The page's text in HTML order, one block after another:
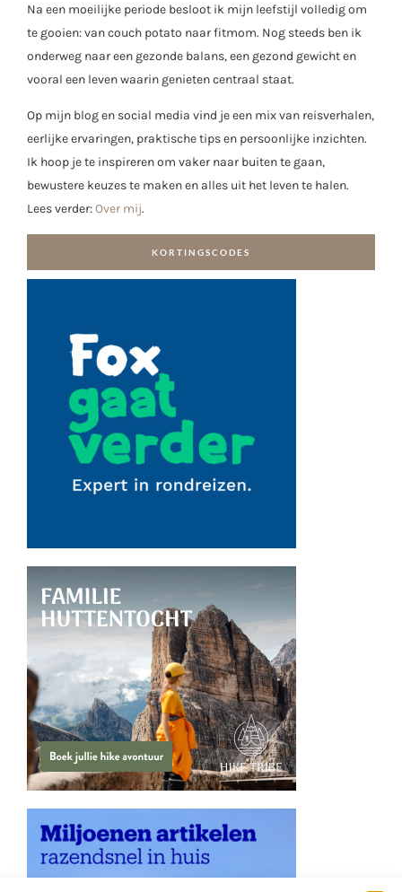
Na een moeilijke periode besloot ik mijn leefstijl volledig om
te gooien: van couch potato naar fitmom. Nog steeds ben ik
onderweg naar een gezonde balans, een gezond gewicht en
vooral een leven waarin genieten centraal staat.
Op mijn blog en social media vind je een mix van reisverhalen,
eerlijke ervaringen, praktische tips en persoonlijke inzichten.
Ik hoop je te inspireren om vaker naar buiten te gaan,
bewustere keuzes te maken en alles uit het leven te halen.
Lees verder:Over mij.
KORTINGSCODES